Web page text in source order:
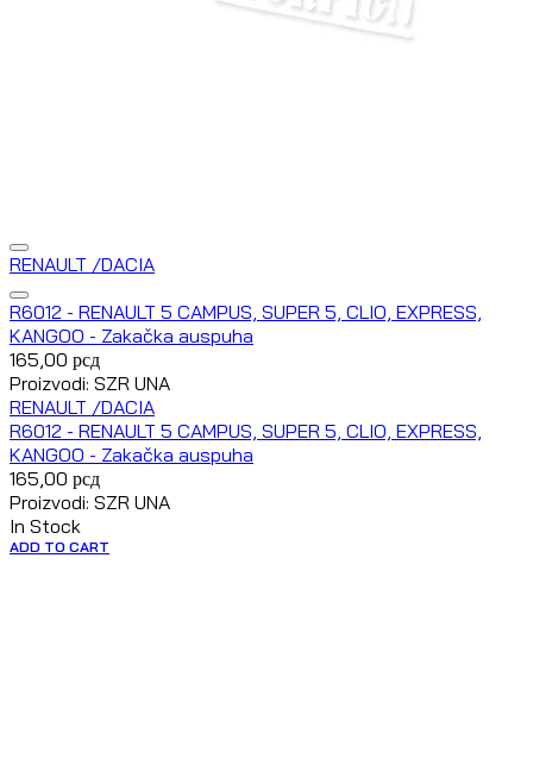
RENAULT /DACIA
R6012 - RENAULT 5 CAMPUS, SUPER 5, CLIO, EXPRESS,
KANGOO - Zakačka auspuha
165,00 рсд
Proizvodi: SZR UNA
RENAULT /DACIA
R6012 - RENAULT 5 CAMPUS, SUPER 5, CLIO, EXPRESS,
KANGOO - Zakačka auspuha
165,00 рсд
Proizvodi: SZR UNA
In Stock
ADD TO CART